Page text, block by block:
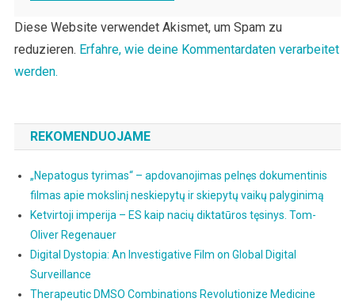
Diese Website verwendet Akismet, um Spam zu
reduzieren. Erfahre, wie deine Kommentardaten verarbeitet
werden.
REKOMENDUOJAME
„Nepatogus tyrimas“ – apdovanojimas pelnęs dokumentinis
filmas apie mokslinį neskiepytų ir skiepytų vaikų palyginimą
Ketvirtoji imperija – ES kaip nacių diktatūros tęsinys. Tom-
Oliver Regenauer
Digital Dystopia: An Investigative Film on Global Digital
Surveillance
Therapeutic DMSO Combinations Revolutionize Medicine